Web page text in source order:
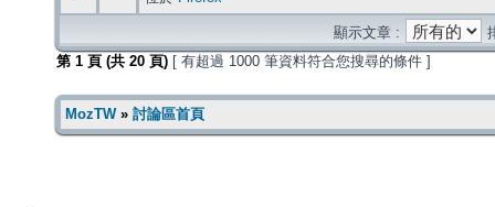
顯示文章 :
第 1 頁 (共 20 頁) [ 有超過 1000 筆資料符合您搜尋的條件 ]
MozTW» 討論區首頁